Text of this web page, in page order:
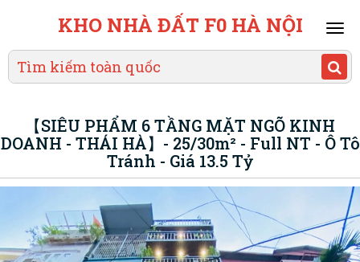
KHO NHÀ ĐẤT F0 HÀ NỘI
【SIÊU PHẨM 6 TẦNG MẶT NGÕ KINH
DOANH - THÁI HÀ】- 25/30m² - Full NT - Ô Tô
Tránh - Giá 13.5 Tỷ